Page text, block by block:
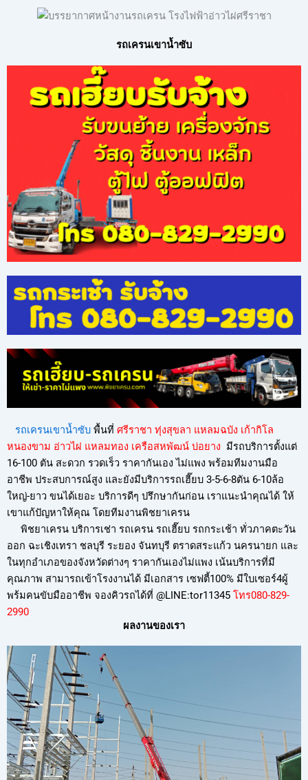
รถเครนเขาน้ำซับ
รถเครนเขาน้ำซับ พื้นที่ ศรีราชา ทุ่งสุขลา แหลมฉบัง เก้ากิโล
หนองขาม อ่าวไผ่ แหลมทอง เครือสหพัฒน์ บ่อยาง มีรถบริการตั้งแต่
16-100 ตัน สะดวก รวดเร็ว ราคากันเอง ไม่แพง พร้อมทีมงานมือ
อาชีพ ประสบการณ์สูง และยังมีบริการรถเฮี๊ยบ 3-5-6-8ตัน 6-10ล้อ
ใหญ่-ยาว ขนได้เยอะ บริการดีๆ ปรึกษากันก่อน เราแนะนำคุณได้ ให้
เขาแก้ปัญหาให้คุณ โดยทีมงานพิชยาเครน
พิชยาเครน บริการเช่า รถเครน รถเฮี๊ยบ รถกระเช้า ทั่วภาคตะวัน
ออก ฉะเชิงเทรา ชลบุรี ระยอง จันทบุรี ตราดสระแก้ว นครนายก และ
ในทุกอำเภอของจังหวัดต่างๆ ราคากันเองไม่แพง เน้นบริการที่มี
คุณภาพ สามารถเข้าโรงงานได้ มีเอกสาร เซฟตี้100% มีใบเซอร์4ผู้
พร้มคนขับมืออาชีพ จองคิวรถได้ที่ @LINE:tor11345 โทร080-829-
2990
ผลงานของเรา